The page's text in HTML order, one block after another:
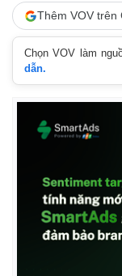
Quan sát
Cuộc sống đó đây
Hồ sơ
Thêm VOV trên
Chọn VOV làm
dẫn.